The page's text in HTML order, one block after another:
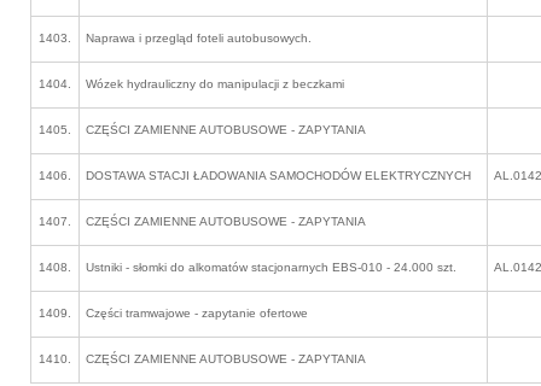
1403. Naprawa i przegląd foteli autobusowych.
1404. Wózek hydrauliczny do manipulacji z beczkami
1405. CZĘŚCI ZAMIENNE AUTOBUSOWE - ZAPYTANIA
1406. DOSTAWA STACJI ŁADOWANIA SAMOCHODÓW ELEKTRYCZNYCH
1407. CZĘŚCI ZAMIENNE AUTOBUSOWE - ZAPYTANIA
1408. Ustniki - słomki do alkomatów stacjonarnych EBS-010 - 24.000 szt.
1409. Części tramwajowe - zapytanie ofertowe
1410. CZĘŚCI ZAMIENNE AUTOBUSOWE - ZAPYTANIA